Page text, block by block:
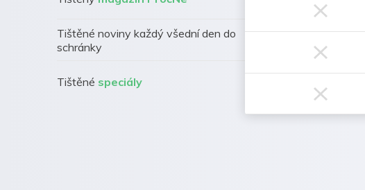
Tištěné noviny každý všední den do
schránky
Tištěné speciály